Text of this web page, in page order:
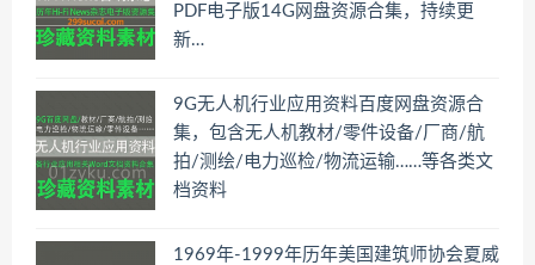
PDF电子版14G网盘资源合集，持续更
新…
9G无人机行业应用资料百度网盘资源合
集，包含无人机教材/零件设备/厂商/航
拍/测绘/电力巡检/物流运输……等各类文
档资料
1969年-1999年历年美国建筑师协会夏威